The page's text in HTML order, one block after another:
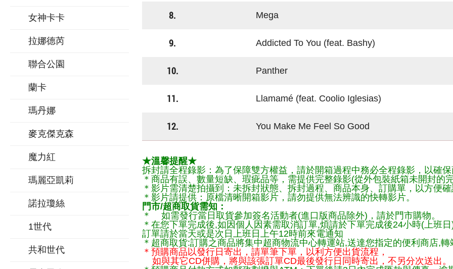
女神卡卡
拉娜德芮
聯合公園
蘭卡
瑪丹娜
麥克傑克森
魔力紅
瑪麗亞凱莉
諾拉瓊絲
1世代
共和世代
8. Mega
9. Addicted To You (feat. Bashy)
10. Panther
11. Llamamé (feat. Coolio Iglesias)
12. You Make Me Feel So Good
★溫馨提醒★
拆封請全程錄影：為了保障雙方權益，請於開箱過程中務必全程錄影，以確保
＊商品有誤、數量短缺、瑕疵品等，需提供完整錄影(從外包裝紙箱未開封的
＊影片需清楚拍攝到：未拆封狀態、拆封過程、商品本身、訂購單，以方便確
＊影片請提供：原檔清晰開箱影片，請勿提供無法辨識的快轉影片。
門市/超商取貨需知：
＊ 如需發行當日取貨參加簽名活動者(進口版商品除外)，請於門市購物。
＊在您下單完成後,如因個人因素需取消訂單,煩請於下單完成後24小時(上班
訂單請於當天或是次日上班日上午12時前來電通知
＊超商取貨:訂購之商品將集中超商物流中心轉運站,送達您指定的便利商店,
＊預購商品以發行日寄出，請單筆下單，以利方便出貨流程，
如與其它CD併購，將與該張訂單CD最後發行日同時寄出，不另分次送出。